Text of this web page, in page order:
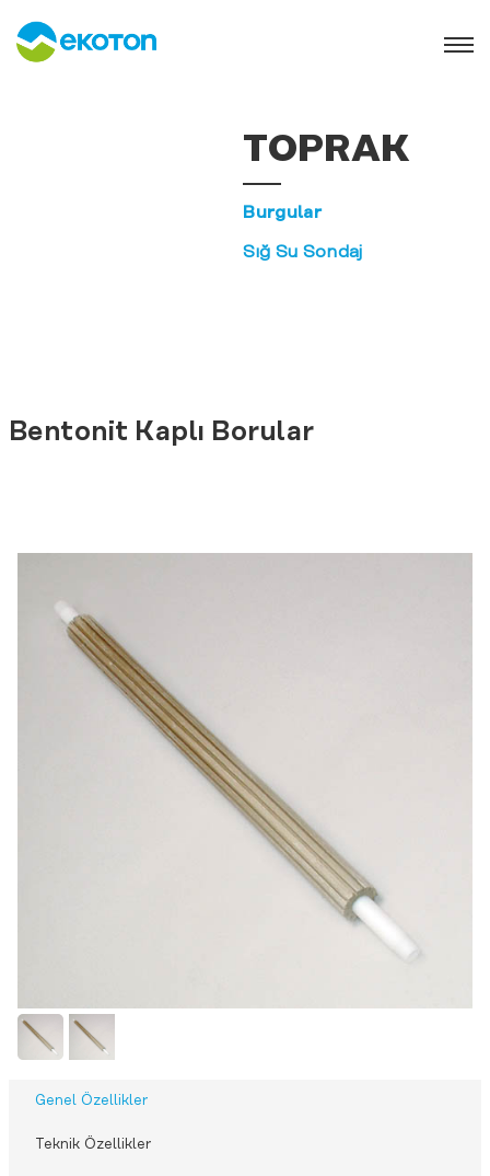
TOPRAK
Burgular
Sığ Su Sondaj
Bentonit Kaplı Borular
Genel Özellikler
Teknik Özellikler